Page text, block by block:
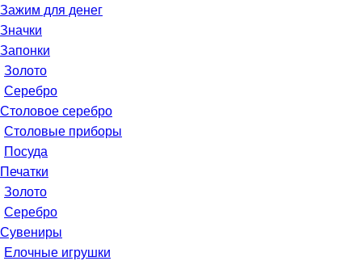
Зажим для денег
Значки
Запонки
Золото
Серебро
Столовое серебро
Столовые приборы
Посуда
Печатки
Золото
Серебро
Сувениры
Елочные игрушки